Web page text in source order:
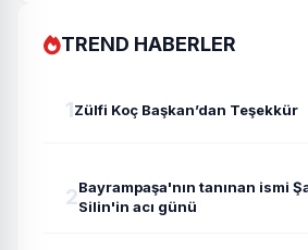
TREND HABERLER
1Zülfi Koç Başkan’dan Teşekkür
2Bayrampaşa'nın tanınan ismi
Silin'in acı günü